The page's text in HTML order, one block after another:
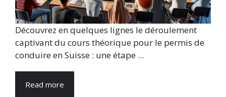
Découvrez en quelques lignes le déroulement
captivant du cours théorique pour le permis de
conduire en Suisse : une étape ...
Read more